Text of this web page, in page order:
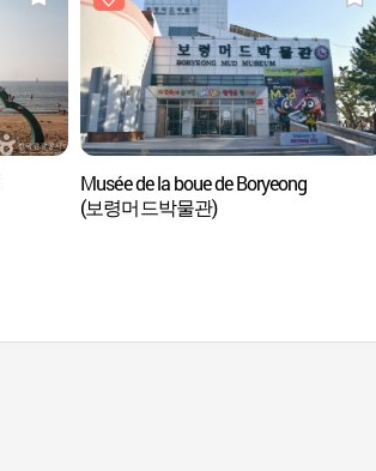
Musée de la boue de Boryeong
(보령머드박물관)